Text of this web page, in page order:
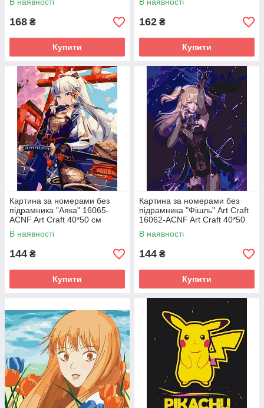
168 ₴
Купити
162 ₴
Купити
Картина за номерами без
підрамника "Аяка" 16065-
ACNF Art Craft 40*50 см
В наявності
144 ₴
Купити
Картина за номерами без
підрамника "Фішль" Art Craft
16062-ACNF Art Craft 40*50
см
В наявності
144 ₴
Купити